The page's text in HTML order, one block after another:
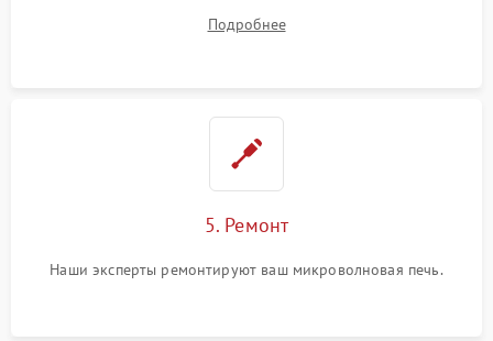
Подробнее
5. Ремонт
Наши эксперты ремонтируют ваш микроволновая печь.